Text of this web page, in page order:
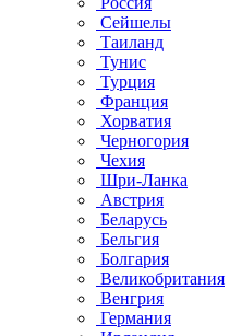
Сейшелы
Таиланд
Тунис
Турция
Франция
Хорватия
Черногория
Чехия
Шри-Ланка
Австрия
Беларусь
Бельгия
Болгария
Великобритания
Венгрия
Германия